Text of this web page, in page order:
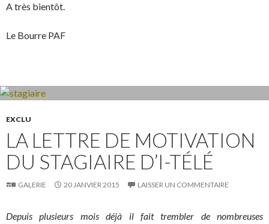
A très bientôt.
Le Bourre PAF
EXCLU
LA LETTRE DE MOTIVATION
DU STAGIAIRE D’I-TÉLÉ
GALERIE 20 JANVIER 2015 LAISSER UN COMMENTAIRE
Depuis plusieurs mois déjà il fait trembler de nombreuses